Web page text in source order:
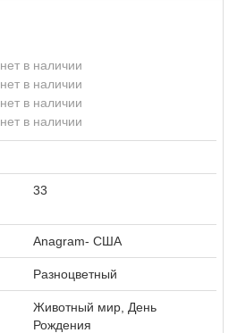
нет в наличии
нет в наличии
нет в наличии
нет в наличии
33
Anagram- США
Разноцветный
Животный мир, День
Рождения